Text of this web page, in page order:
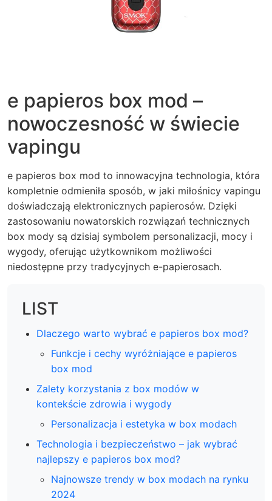
e papieros box mod –
nowoczesność w świecie
vapingu
e papieros box mod to innowacyjna technologia, która
kompletnie odmieniła sposób, w jaki miłośnicy vapingu
doświadczają elektronicznych papierosów. Dzięki
zastosowaniu nowatorskich rozwiązań technicznych
box mody są dzisiaj symbolem personalizacji, mocy i
wygody, oferując użytkownikom możliwości
niedostępne przy tradycyjnych e-papierosach.
LIST
Dlaczego warto wybrać e papieros box mod?
Funkcje i cechy wyróżniające e papieros
box mod
Zalety korzystania z box modów w
kontekście zdrowia i wygody
Personalizacja i estetyka w box modach
Technologia i bezpieczeństwo – jak wybrać
najlepszy e papieros box mod?
Najnowsze trendy w box modach na rynku
2024